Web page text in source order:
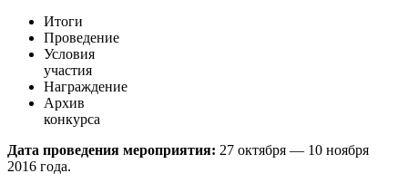
Итоги
Проведение
Условия
участия
Награждение
Архив
конкурса
Дата проведения мероприятия: 27 октября — 10 ноября
2016 года.